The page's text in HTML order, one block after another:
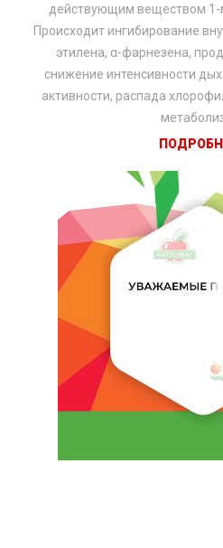
действующим веществом 1-
Происходит ингибирование
этилена, α-фарнезена,
снижение интенсивности
активности, распада